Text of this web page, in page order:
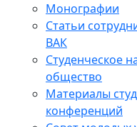
Монографии
Статьи
ВАК
Студенческое
общество
Материалы
конференций